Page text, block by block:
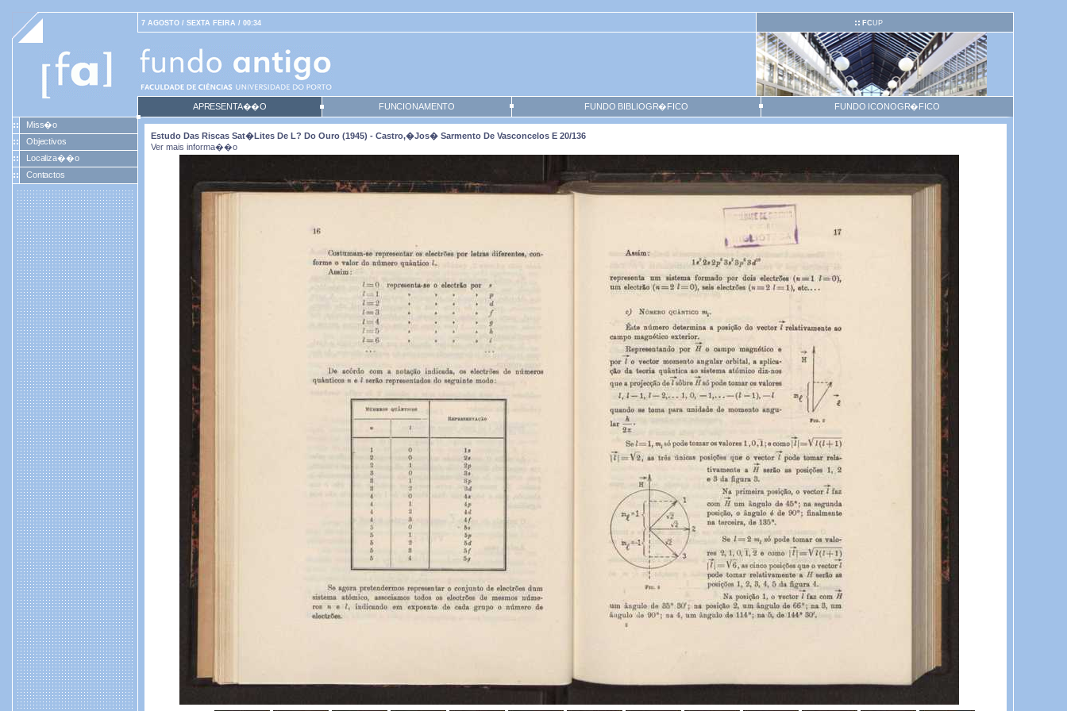
7 AGOSTO / SEXTA FEIRA / 00:34 FCUP
APRESENTA��O FUNCIONAMENTO FUNDO BIBLIOGR�FICO
FUNDO ICONOGR�FICO
Miss�o
Objectivos
Localiza��o
Contactos
Estudo Das Riscas Sat�lites De L? Do Ouro (1945) - Castro,�Jos� Sarmento De Vasconcelos E 20/136
Ver mais informa��o